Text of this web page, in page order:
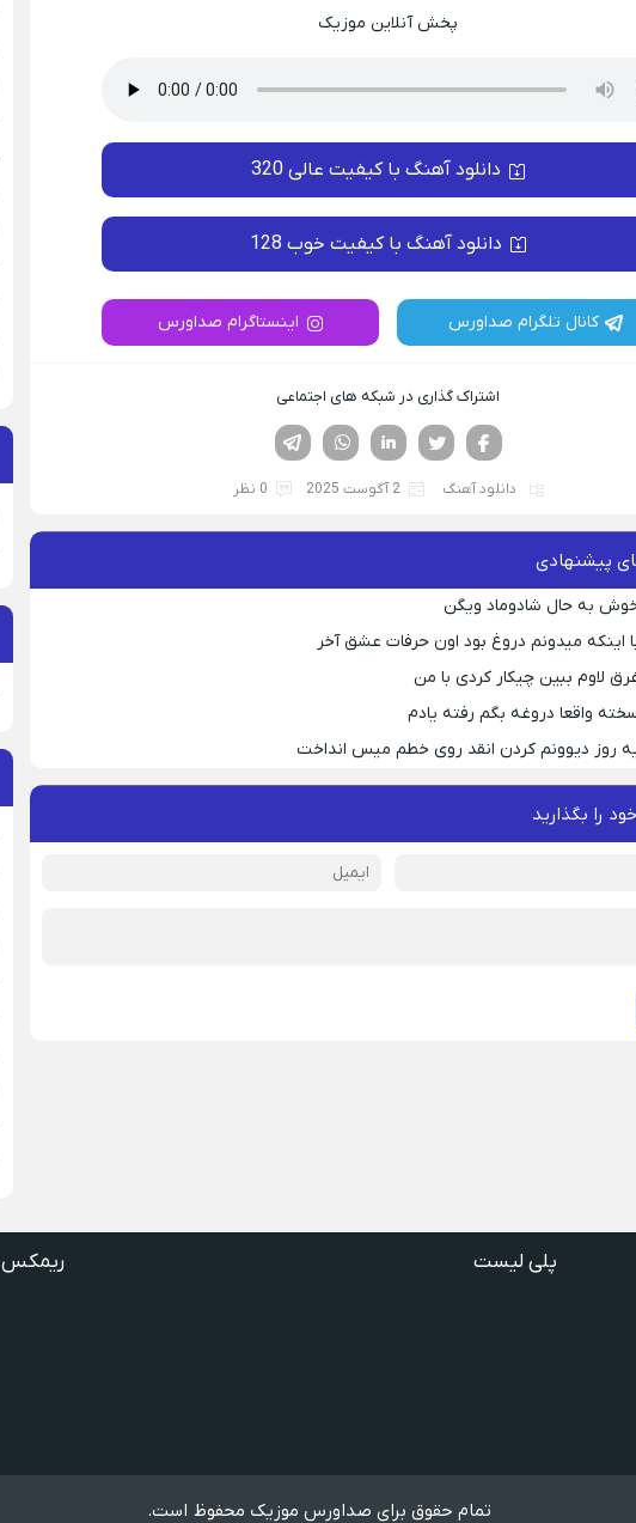
پخش آنلاین موزیک
دانلود آهنگ با کیفیت عالی 320
دانلود آهنگ با کیفیت خوب 128
کانال تلگرام صداورس اینستاگرام صداورس
اشتراک گذاری در شبکه های اجتماعی
لینکدین تویتر
فیسوک
دانلود آهنگ 2 آگوست 2025 0 نظر
پیشنهادی
به حال شادوماد ویگن
اینکه میدونم دروغ بود اون حرفات عشق آخر
لاوم ببین چیکار کردی با من
واقعا دروغه بگم رفته یادم
روز دیوونم کردن انقد روی خطم میس انداخت
را بگذارید
پلی لیست ریمکس
تمام حقوق برای صداورس موزیک محفوظ است.